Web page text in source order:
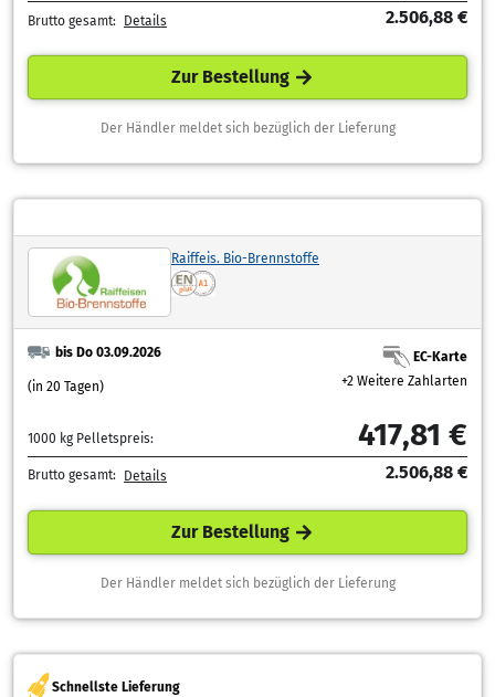
Brutto gesamt: Details 2.506,88 €
Zur Bestellung
Der Händler meldet sich bezüglich der Lieferung
Raiffeis. Bio-Brennstoffe
bis Do 03.09.2026
(in 20 Tagen)
EC-Karte
+2 Weitere Zahlarten
1000 kg Pelletspreis: 417,81 €
Brutto gesamt: Details 2.506,88 €
Zur Bestellung
Der Händler meldet sich bezüglich der Lieferung
Schnellste Lieferung